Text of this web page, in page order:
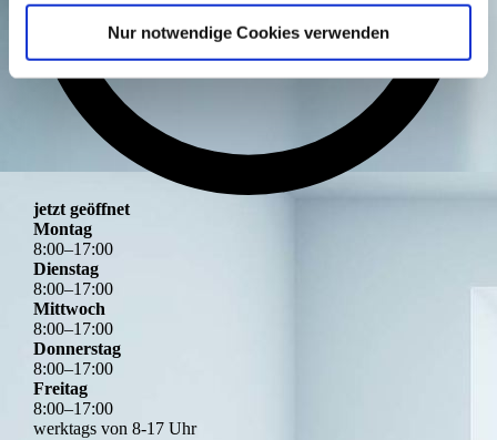
Nur notwendige Cookies verwenden
jetzt geöffnet
Montag
8:00–17:00
Dienstag
8:00–17:00
Mittwoch
8:00–17:00
Donnerstag
8:00–17:00
Freitag
8:00–17:00
werktags von 8-17 Uhr